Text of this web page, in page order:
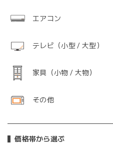
エアコン
テレビ（小型 / 大型）
家具（小物 / 大物）
その他
価格帯から選ぶ